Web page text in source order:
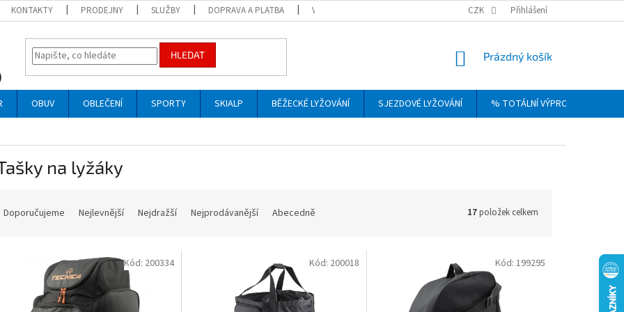
KONTAKTY PRODEJNY SLUŽBY DOPRAVA A PLATBA VRÁCENÍ, VÝMĚNA A REKLAMACE ZBOŽÍ OBCHODNÍ PODMÍNKY
CZK Přihlášení
HLEDAT
NÁKUPNÍ
Prázdný košík
OBUV OBLEČENÍ SPORTY SKIALP BĚŽECKÉ LYŽOVÁNÍ SJEZDOVÉ LYŽOVÁNÍ % TOTÁLNÍ VÝPRODEJ
na lyžáky
Doporučujeme Nejlevnější Nejdražší Nejprodávanější Abecedně 17položek celkem
Kód: 200334 Kód: 200018 Kód: 199295